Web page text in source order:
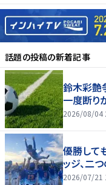
話題の投稿の新着記事
鈴木彩艶
一度断り
2026/08/04
優勝して
ッジ、二
2026/07/21